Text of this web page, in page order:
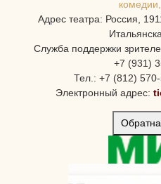
Адрес театра: Россия,
Служба поддержки
+7 (931)
Тел.: +7 (812)
Электронный адрес: